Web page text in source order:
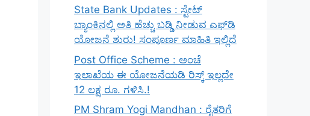
State Bank Updates : ಸ್ಟೇಟ್
ಬ್ಯಾಂಕಿನಲ್ಲಿ ಅತಿ ಹೆಚ್ಚು ಬಡ್ಡಿ ನೀಡುವ ಎಫ್‌ಡಿ
ಯೋಜನೆ ಶುರು! ಸಂಪೂರ್ಣ ಮಾಹಿತಿ ಇಲ್ಲಿದೆ
Post Office Scheme : ಅಂಚೆ
ಇಲಾಖೆಯ ಈ ಯೋಜನೆಯಡಿ ರಿಸ್ಕ್‌ ಇಲ್ಲದೇ
12 ಲಕ್ಷ ರೂ. ಗಳಿಸಿ.!
PM Shram Yogi Mandhan : ರೈತರಿಗೆ